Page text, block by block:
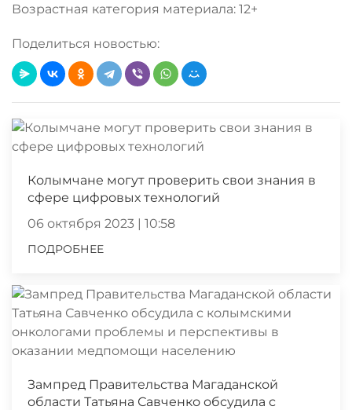
Возрастная категория материала: 12+
Поделиться новостью:
Колымчане могут проверить свои знания в
сфере цифровых технологий
06 октября 2023 | 10:58
ПОДРОБНЕЕ
Зампред Правительства Магаданской
области Татьяна Савченко обсудила с